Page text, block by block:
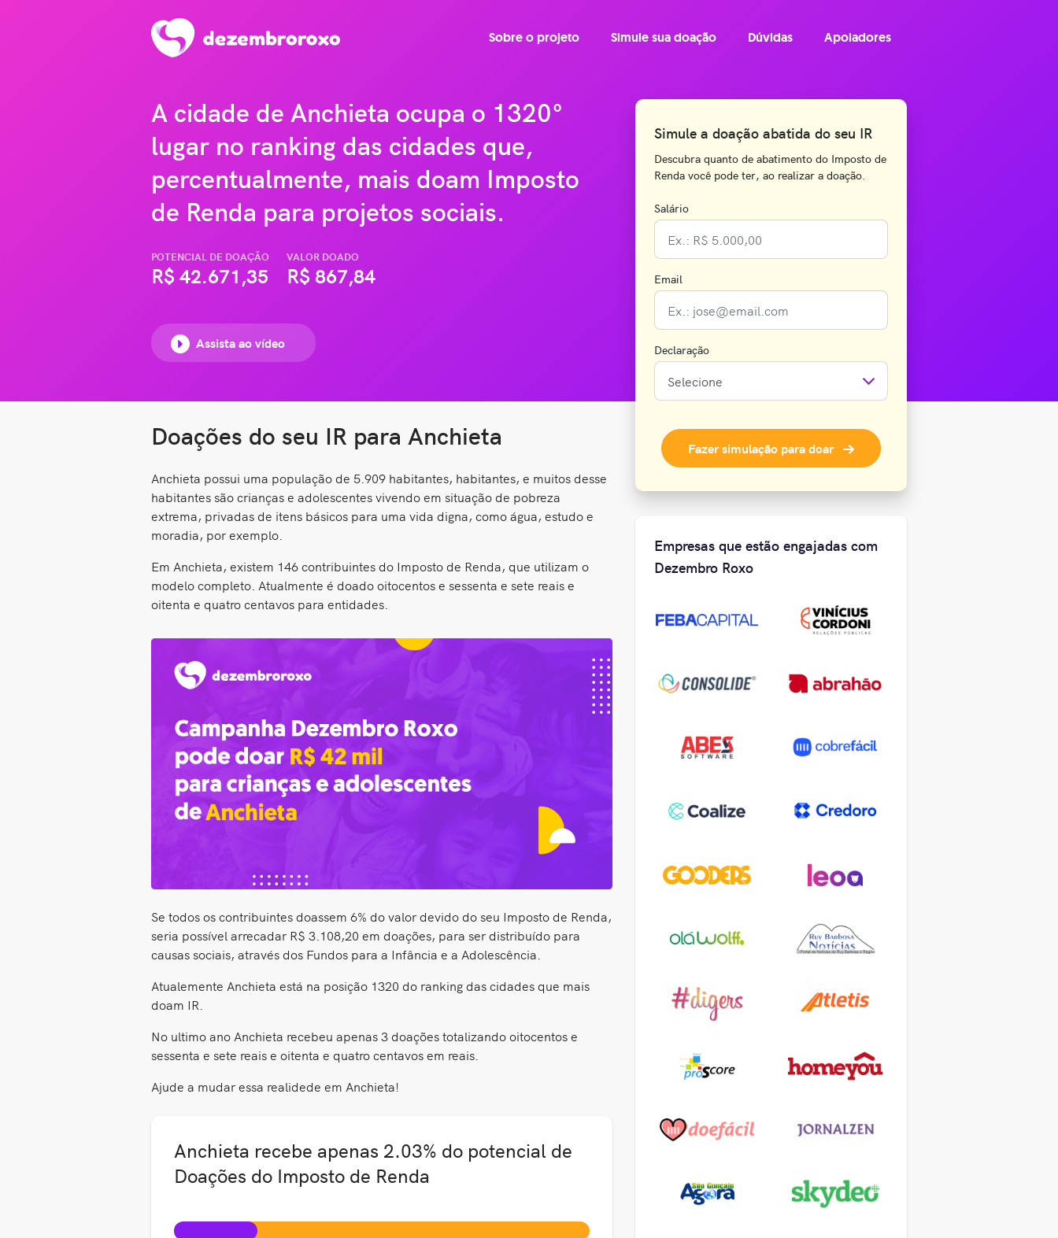
Sobre o projeto Simule sua doação Dúvidas Apoiadores
Doações do seu IR para Anchieta
Anchieta possui uma população de 5.909 habitantes, habitantes, e muitos desse
habitantes são crianças e adolescentes vivendo em situação de pobreza
extrema, privadas de itens básicos para uma vida digna, como água, estudo e
moradia, por exemplo.
Em Anchieta, existem 146 contribuintes do Imposto de Renda, que utilizam o
modelo completo. Atualmente é doado oitocentos e sessenta e sete reais e
oitenta e quatro centavos para entidades.
Se todos os contribuintes doassem 6% do valor devido do seu Imposto de Renda,
seria possível arrecadar R$ 3.108,20 em doações, para ser distribuído para
causas sociais, através dos Fundos para a Infância e a Adolescência.
Atualemente Anchieta está na posição 1320 do ranking das cidades que mais
doam IR.
No ultimo ano Anchieta recebeu apenas 3 doações totalizando oitocentos e
sessenta e sete reais e oitenta e quatro centavos em reais.
Ajude a mudar essa realidede em Anchieta!
Anchieta recebe apenas 2.03% do potencial de
Doações do Imposto de Renda
Empresas que estão engajadas com
Dezembro Roxo
A cidade de Anchieta ocupa o 1320°
lugar no ranking das cidades que,
percentualmente, mais doam Imposto
de Renda para projetos sociais.
POTENCIAL DE DOAÇÃO
R$ 42.671,35
VALOR DOADO
R$ 867,84
Assista ao vídeo
Simule a doação abatida do seu IR
Descubra quanto de abatimento do Imposto de
Renda você pode ter, ao realizar a doação.
Salário
Email
Declaração
Fazer simulação para doar